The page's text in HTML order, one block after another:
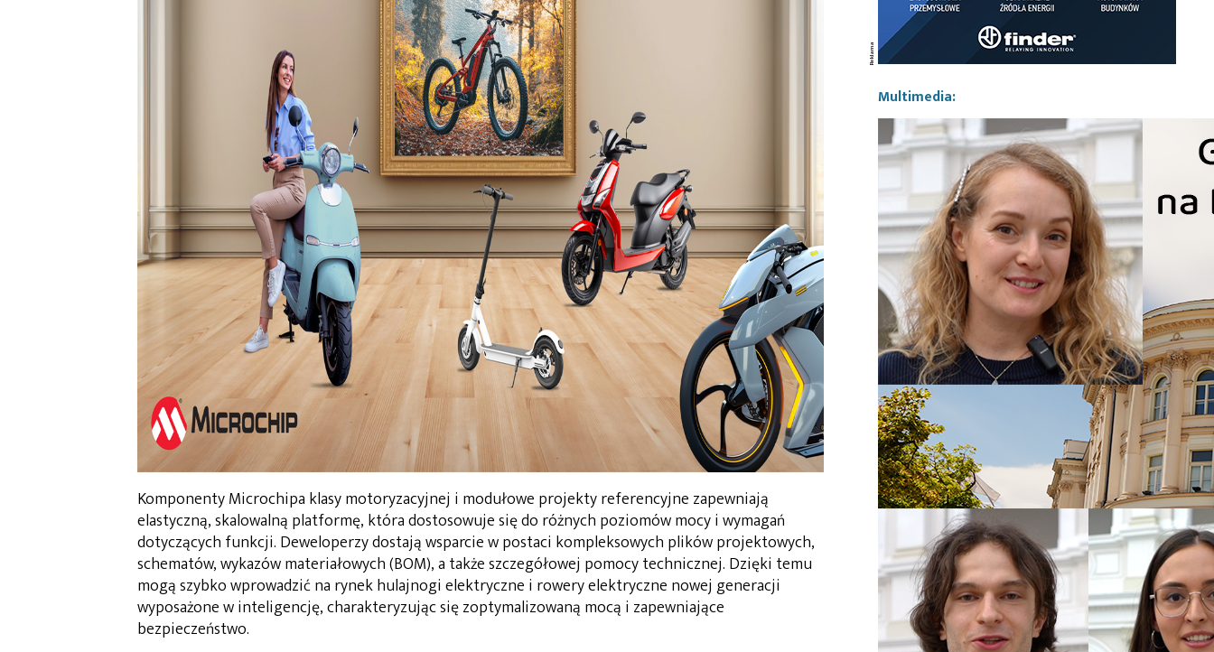
Komponenty Microchipa klasy motoryzacyjnej i modułowe projekty referencyjne zapewniają
elastyczną, skalowalną platformę, która dostosowuje się do różnych poziomów mocy i wymagań
dotyczących funkcji. Deweloperzy dostają wsparcie w postaci kompleksowych plików projektowych,
schematów, wykazów materiałowych (BOM), a także szczegółowej pomocy technicznej. Dzięki temu
mogą szybko wprowadzić na rynek hulajnogi elektryczne i rowery elektryczne nowej generacji
wyposażone w inteligencję, charakteryzując się zoptymalizowaną mocą i zapewniające
bezpieczeństwo.
Multimedia: